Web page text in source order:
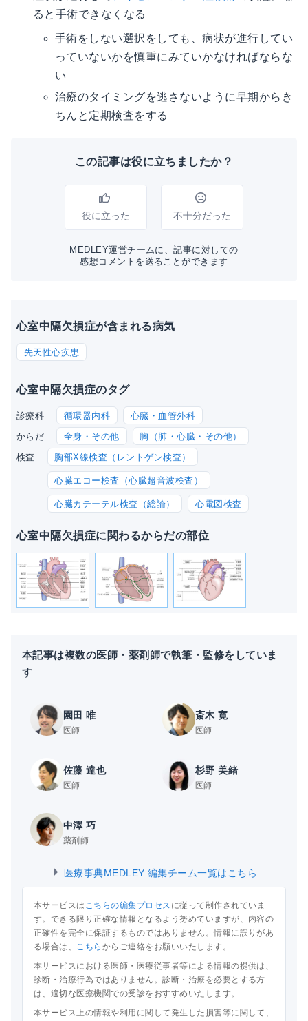
ると手術できなくなる
手術をしない選択をしても、病状が進行してい
っていないかを慎重にみていかなければならな
い
治療のタイミングを逃さないように早期からき
ちんと定期検査をする
この記事は役に立ちましたか？
役に立った 不十分だった
MEDLEY運営チームに、記事に対しての
感想コメントを送ることができます
心室中隔欠損症が含まれる病気
先天性心疾患
心室中隔欠損症のタグ
診療科 循環器内科 心臓・血管外科
からだ 全身・その他 胸（肺・心臓・その他）
検査 胸部X線検査（レントゲン検査）
心臓エコー検査（心臓超音波検査）
心臓カテーテル検査（総論） 心電図検査
心室中隔欠損症に関わるからだの部位
本記事は複数の医師・薬剤師で執筆・監修をしていま
す
園田 唯
医師
斎木 寛
医師
佐藤 達也
医師
杉野 美緒
医師
中澤 巧
薬剤師
医療事典MEDLEY 編集チーム一覧はこちら
本サービスは こちらの編集プロセス に従って制作されていま
す。できる限り正確な情報となるよう努めていますが、内容の
正確性を完全に保証するものではありません。情報に誤りがあ
る場合は、 こちら からご連絡をお願いいたします。
本サービスにおける医師・医療従事者等による情報の提供は、
診断・治療行為ではありません。診断・治療を必要とする方
は、適切な医療機関での受診をおすすめいたします。
本サービス上の情報や利用に関して発生した損害等に関して、